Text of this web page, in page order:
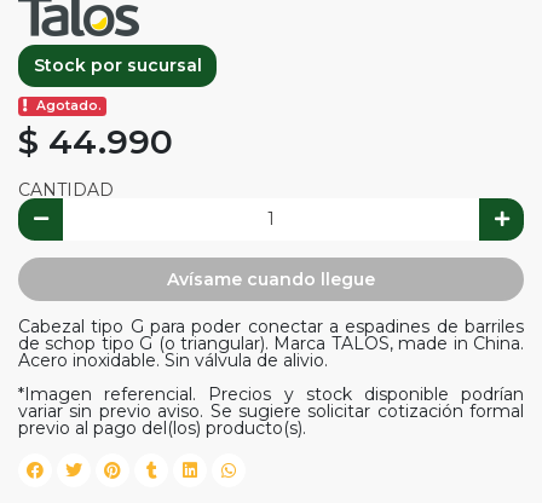
Stock por sucursal
Agotado.
$ 44.990
CANTIDAD
Avísame cuando llegue
Cabezal tipo G para poder conectar a espadines de barriles
de schop tipo G (o triangular). Marca TALOS, made in China.
Acero inoxidable. Sin válvula de alivio.
*Imagen referencial. Precios y stock disponible podrían
variar sin previo aviso. Se sugiere solicitar cotización formal
previo al pago del(los) producto(s).